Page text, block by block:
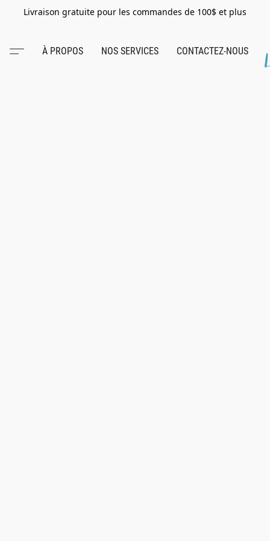
Livraison gratuite pour les commandes de 100$ et plus
À PROPOS NOS SERVICES CONTACTEZ-NOUS